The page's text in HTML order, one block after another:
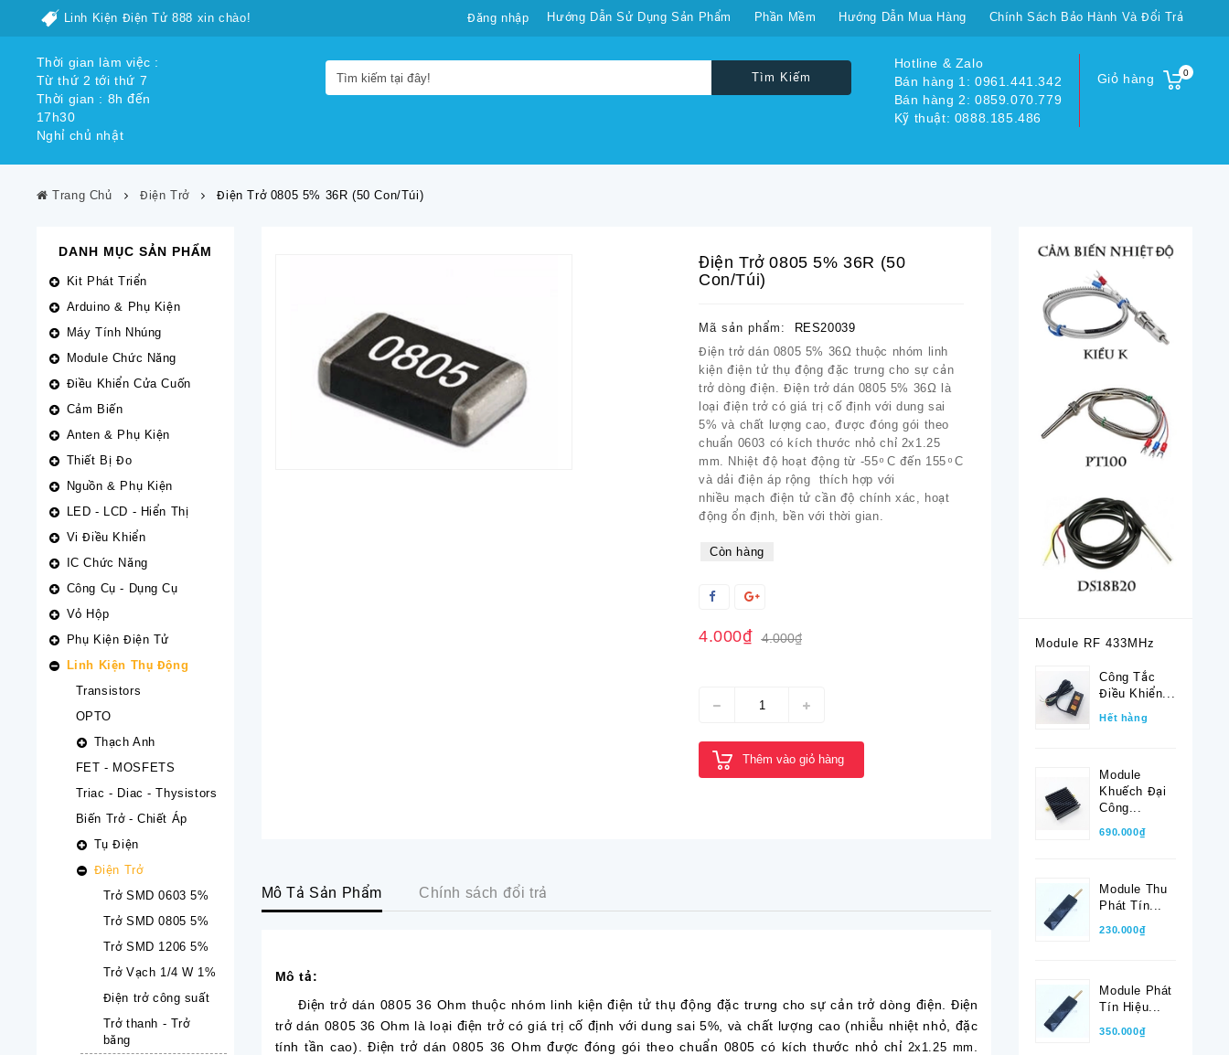
Linh Kiện Điện Tử 888 xin chào! Hướng Dẫn Sử Dụng Sản Phẩm Phần Mềm Hướng Dẫn Mua Hàng Chính Sách Bảo Hành Và Đổi Trả
Đăng nhập
Thời gian làm việc :
Từ thứ 2 tới thứ 7
Thời gian : 8h đến
17h30
Nghỉ chủ nhật
Giỏ hàng 0
Hotline & Zalo
Bán hàng 1: 0961.441.342
Bán hàng 2: 0859.070.779
Kỹ thuật: 0888.185.486
Tìm Kiếm
Trang Chủ Điện Trở Điện Trở 0805 5% 36R (50 Con/túi)
DANH MỤC SẢN PHẨM
Kit Phát Triển
Arduino & Phụ Kiện
Máy Tính Nhúng
Module Chức Năng
Điều Khiển Cửa Cuốn
Cảm Biến
Anten & Phụ Kiện
Thiết Bị Đo
Nguồn & Phụ Kiện
LED - LCD - Hiển Thị
Vi Điều Khiển
IC Chức Năng
Công Cụ - Dụng Cụ
Vỏ Hộp
Phụ Kiện Điện Tử
Linh Kiện Thụ Động
Transistors
OPTO
Thạch Anh
FET - MOSFETS
Triac - Diac - Thysistors
Biến Trở - Chiết Áp
Tụ Điện
Điện Trở
Trở SMD 0603 5%
Trở SMD 0805 5%
Trở SMD 1206 5%
Trở Vạch 1/4 W 1%
Điện trở công suất
Trở thanh - Trở
băng
Điện Trở 0805 5% 36R (50
Con/túi)
Mã sản phẩm:
RES20039
Điện trở dán 0805 5% 36Ω thuộc nhóm linh
kiện điện tử thụ động đặc trưng cho sự cản
trở dòng điện. Điện trở dán 0805 5% 36Ω là
loại điện trở có giá trị cố định với dung sai
5% và chất lượng cao, được đóng gói theo
chuẩn 0603 có kích thước nhỏ chỉ 2x1.25
mm. Nhiệt độ hoạt động từ -55 ͦ C đến 155 ͦ C
và dải điện áp rộng thích hợp với
nhiều mạch điện tử cần độ chính xác, hoạt
động ổn định, bền với thời gian.
Còn hàng
4.000₫ 4.000₫
Thêm vào giỏ hàng
Mô Tả Sản Phẩm Chính sách đổi trả
Mô tả:
Điện trở dán 0805 36 Ohm thuộc nhóm linh kiện điện tử thụ động đặc trưng cho sự cản trở dòng điện. Điện
trở dán 0805 36 Ohm là loại điện trở có giá trị cố định với dung sai 5%, và chất lượng cao (nhiễu nhiệt nhỏ, đặc
tính tần cao). Điện trở dán 0805 36 Ohm được đóng gói theo chuẩn 0805 có kích thước nhỏ chỉ 2x1.25 mm
Module RF 433MHz
Công Tắc
Điều Khiển...
Hết hàng
Module
Khuếch Đại
Công...
690.000₫
Module Thu
Phát Tín...
230.000₫
Module Phát
Tín Hiệu...
350.000₫